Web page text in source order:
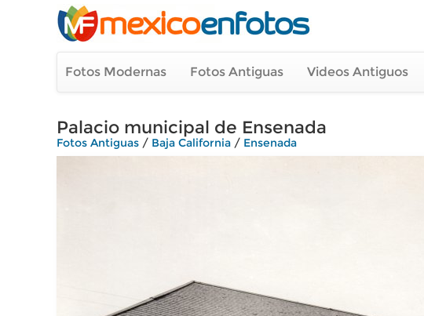
Fotos Modernas Fotos Antiguas Videos Antiguos
Palacio municipal de Ensenada
Fotos Antiguas / Baja California / Ensenada